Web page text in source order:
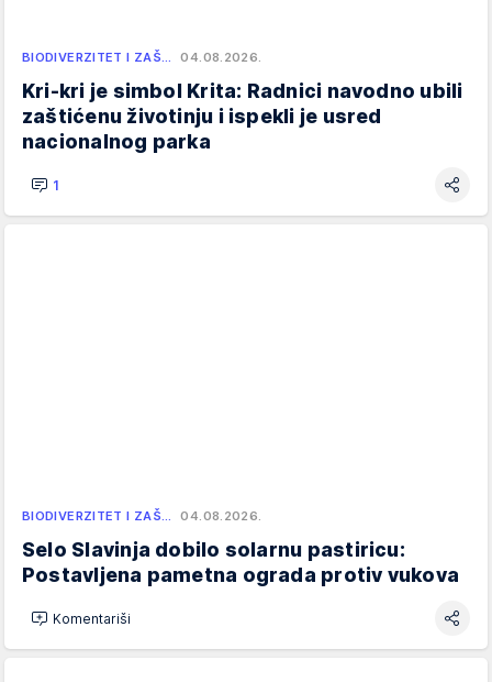
BIODIVERZITET I ZAŠ… 04.08.2026.
Kri-kri je simbol Krita: Radnici navodno ubili
zaštićenu životinju i ispekli je usred
nacionalnog parka
1
BIODIVERZITET I ZAŠ… 04.08.2026.
Selo Slavinja dobilo solarnu pastiricu:
Postavljena pametna ograda protiv vukova
Komentariši